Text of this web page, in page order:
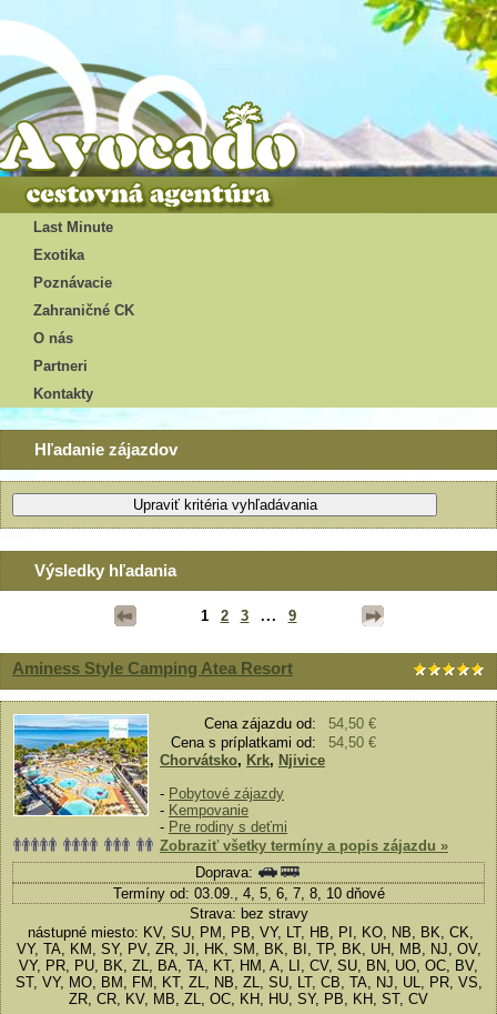
Last Minute
Exotika
Poznávacie
Zahraničné CK
O nás
Partneri
Kontakty
Hľadanie zájazdov
Výsledky hľadania
1 2 3 ... 9
Aminess Style Camping Atea Resort
Cena zájazdu od:
54,50 €
Cena s príplatkami od:
54,50 €
Chorvátsko, Krk, Njivice
- Pobytové zájazdy
- Kempovanie
- Pre rodiny s deťmi
Zobraziť všetky termíny a popis zájazdu »
Doprava:
Termíny od: 03.09., 4, 5, 6, 7, 8, 10 dňové
Strava: bez stravy
nástupné miesto: KV, SU, PM, PB, VY, LT, HB, PI, KO, NB, BK, CK,
VY, TA, KM, SY, PV, ZR, JI, HK, SM, BK, BI, TP, BK, UH, MB, NJ, OV,
VY, PR, PU, BK, ZL, BA, TA, KT, HM, A, LI, CV, SU, BN, UO, OC, BV,
ST, VY, MO, BM, FM, KT, ZL, NB, ZL, SU, LT, CB, TA, NJ, UL, PR, VS,
ZR, CR, KV, MB, ZL, OC, KH, HU, SY, PB, KH, ST, CV